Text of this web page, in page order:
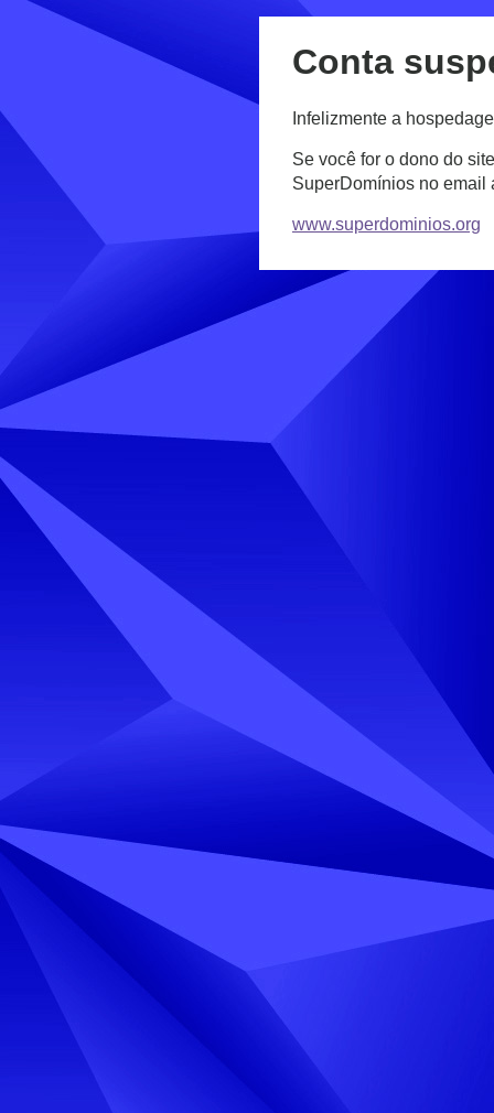
Conta
Infelizmente a
Se você for o dono do
SuperDomínios no email
www.superdominios.org